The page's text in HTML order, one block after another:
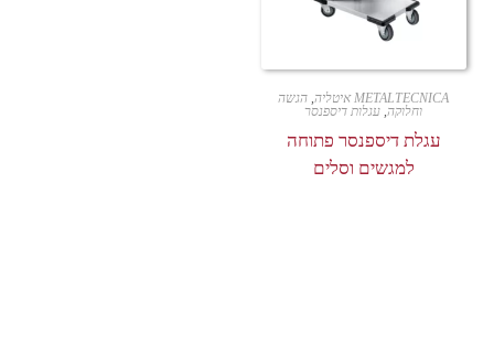
METALTECNICA איטליה
הגשה
וחלוקה עגלות דיספנסר
עגלת דיספנסר פתוחה
למגשים וסלים